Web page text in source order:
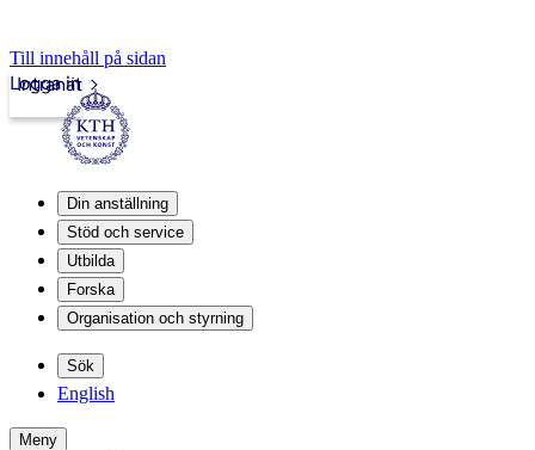
Till innehåll på sidan
Intranät
Logga in
Din anställning
Stöd och service
Utbilda
Forska
Organisation och styrning
Sök
English
Meny